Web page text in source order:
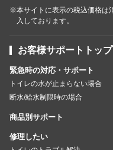
※本サイトに表示の税込価格は
入しております。
お客様サポートトップ
緊急時の対応・サポート
トイレの水が止まらない場合
断水/給水制限時の場合
商品別サポート
修理したい